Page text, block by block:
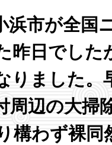
浜市が全国
昨日でし
りました。
周辺の大掃
構わず裸同